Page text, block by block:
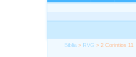
Biblia > RVG > 2 Corintios 11